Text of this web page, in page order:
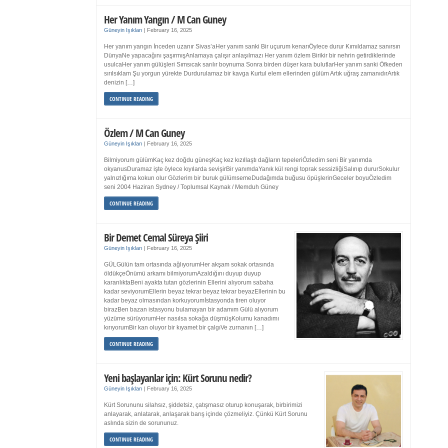
Her Yanım Yangın / M Can Guney
Güneyin Işıkları February 16, 2025
Her yanım yangın İnceden uzanır Sivas’aHer yanım sanki Bir uçurum kenarıÖylece durur Kımıldamaz sanırsın
DünyaNe yapacağını şaşırmışAnlamaya çalışır anlaşılmazı Her yanım özlem Birikir bir nehrin getirdiklerinde
usulcaHer yanım gülüşleri Sımsıcak sarılır boynuma Sonra birden düşer kara bulutlarHer yanım sanki Öfkeden
sırılsıklam Şu yorgun yürekte Durdurulamaz bir kavga Kurtul elem ellerinden gülüm Artık uğraş zamanıdırArtık
denizin […]
CONTINUE READING
Özlem / M Can Guney
Güneyin Işıkları February 16, 2025
Bilmiyorum gülümKaç kez doğdu güneşKaç kez kızıllaştı dağların tepeleriÖzledim seni Bir yanımda
okyanusDuramaz işte öylece kıyılarda sevişirBir yanımdaYanık kül rengi toprak sessizliğiSalınıp dururSokulur
yalnızlığıma kokun olur Gözlerim bir buruk gülümsemeDudağımda buğusu öpüşlerinGeceler boyuÖzledim
seni 2004 Haziran Sydney / Toplumsal Kaynak / Memduh Güney
CONTINUE READING
Bir Demet Cemal Süreya Şiiri
Güneyin Işıkları February 16, 2025
GÜLGülün tam ortasında ağlıyorumHer akşam sokak ortasında
öldükçeÖnümü arkamı bilmiyorumAzaldığını duyup duyup
karanlıktaBeni ayakta tutan gözlerinin Ellerini alıyorum sabaha
kadar seviyorumEllerin beyaz tekrar beyaz tekrar beyazEllerinin bu
kadar beyaz olmasından korkuyorumİstasyonda tiren oluyor
birazBen bazan istasyonu bulamayan bir adamım Gülü alıyorum
yüzüme sürüyorumHer nasılsa sokağa düşmüşKolumu kanadımı
kırıyorumBir kan oluyor bir kıyamet bir çalgıVe zurnanın […]
CONTINUE READING
Yeni başlayanlar için: Kürt Sorunu nedir?
Güneyin Işıkları February 16, 2025
Kürt Sorununu silahsız, şiddetsiz, çatışmasız oturup konuşarak, birbirimizi
anlayarak, anlatarak, anlaşarak barış içinde çözmeliyiz. Çünkü Kürt Sorunu
aslında sizin de sorununuz.
CONTINUE READING